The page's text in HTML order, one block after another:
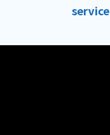
service